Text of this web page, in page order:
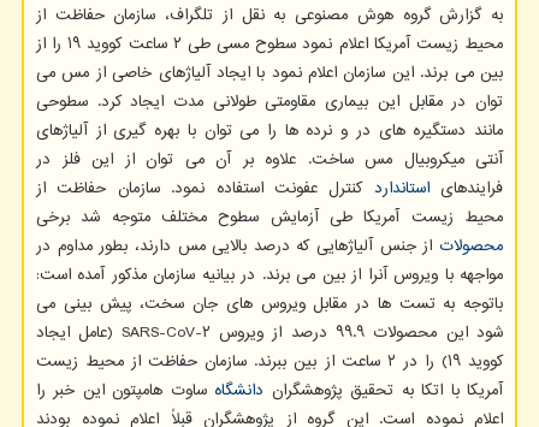
به گزارش گروه هوش مصنوعی به نقل از تلگراف، سازمان حفاظت از
محیط زیست آمریکا اعلام نمود سطوح مسی طی ۲ ساعت کووید ۱۹ را از
بین می برند. این سازمان اعلام نمود با ایجاد آلیاژهای خاصی از مس می
توان در مقابل این بیماری مقاومتی طولانی مدت ایجاد کرد. سطوحی
مانند دستگیره های در و نرده ها را می توان با بهره گیری از آلیاژهای
آنتی میکروبیال مس ساخت. علاوه بر آن می توان از این فلز در
فرایندهایاستاندارد کنترل عفونت استفاده نمود. سازمان حفاظت از
محیط زیست آمریکا طی آزمایش سطوح مختلف متوجه شد برخی
محصولات از جنس آلیاژهایی که درصد بالایی مس دارند، بطور مداوم در
مواجهه با ویروس آنرا از بین می برند. در بیانیه سازمان مذکور آمده است:
باتوجه به تست ها در مقابل ویروس های جان سخت، پیش بینی می
شود این محصولات ۹۹.۹ درصد از ویروس SARS-CoV-۲ (عامل ایجاد
کووید ۱۹) را در ۲ ساعت از بین ببرند. سازمان حفاظت از محیط زیست
آمریکا با اتکا به تحقیق پژوهشگران دانشگاه ساوت هامپتون این خبر را
اعلام نموده است. این گروه از پژوهشگران قبلاً اعلام نموده بودند